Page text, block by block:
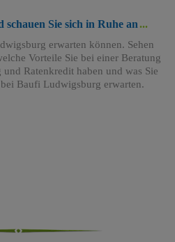
schauen Sie sich in Ruhe an
erwarten können. Sehen
Vorteile Sie bei einer Beratung
Ratenkredit haben und was Sie
Baufi Ludwigsburg erwarten.